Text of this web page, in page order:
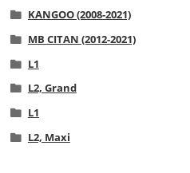
KANGOO (2008-2021)
MB CITAN (2012-2021)
L1
L2, Grand
L1
L2, Maxi